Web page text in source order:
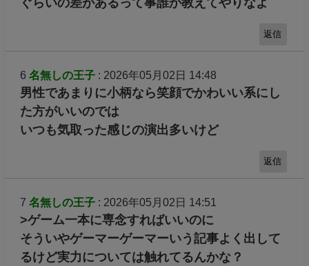
返信
6 名無しの王子: 2026年05月02日 14:48
男性であまりに小柄なら笑顔でかわいい系にし
た方がいいのでは
いつも気取った感じの演出多いけど
返信
7 名無しの王子: 2026年05月02日 14:51
>ゲーム一本に専念すればいいのに
そういやゲーマーゲーマーいう記事よく出して
るけど実力については触れてるんかな？